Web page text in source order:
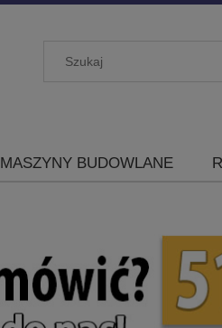
MASZYNY BUDOWLANE